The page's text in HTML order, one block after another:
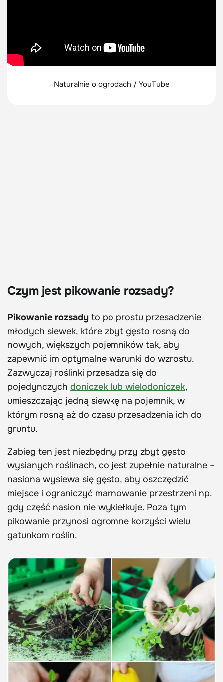
Naturalnie o ogrodach / YouTube
Czym jest pikowanie rozsady?
Pikowanie rozsady to po prostu przesadzenie
młodych siewek, które zbyt gęsto rosną do
nowych, większych pojemników tak, aby
zapewnić im optymalne warunki do wzrostu.
Zazwyczaj roślinki przesadza się do
pojedynczych doniczek lub wielodoniczek,
umieszczając jedną siewkę na pojemnik, w
którym rosną aż do czasu przesadzenia ich do
gruntu.
Zabieg ten jest niezbędny przy zbyt gęsto
wysianych roślinach, co jest zupełnie naturalne –
nasiona wysiewa się gęsto, aby oszczędzić
miejsce i ograniczyć marnowanie przestrzeni np.
gdy część nasion nie wykiełkuje. Poza tym
pikowanie przynosi ogromne korzyści wielu
gatunkom roślin.